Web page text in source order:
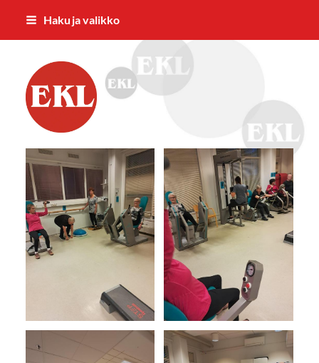
Siirry
Haku ja valikko
Forssan Eläkkeensaajat ry